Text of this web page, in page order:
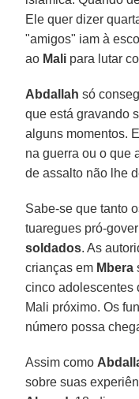
Ele quer dizer
"amigos" iam à
ao Mali para lutar
Abdallah só
que está gravando
alguns momentos.
na guerra ou o que
de assalto não lhe
Sabe-se que tanto
tuaregues pró-
soldados. As
crianças em Mbera
cinco adolescentes
Mali próximo. Os
número possa
Assim como
sobre suas